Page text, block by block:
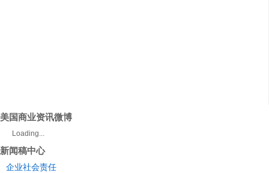
美国商业资讯微博
Loading...
新闻稿中心
企业社会责任